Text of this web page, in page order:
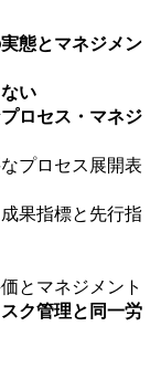
態とマネジメン
い
ロセス・マネジ
プロセス展開表
果指標と先行指
とマネジメント
ク管理と同一労